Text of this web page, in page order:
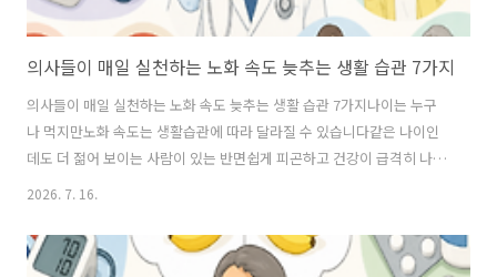
의사들이 매일 실천하는 노화 속도 늦추는 생활 습관 7가지
의사들이 매일 실천하는 노화 속도 늦추는 생활 습관 7가지나이는 누구
나 먹지만노화 속도는 생활습관에 따라 달라질 수 있습니다같은 나이인
데도 더 젊어 보이는 사람이 있는 반면쉽게 피곤하고 건강이 급격히 나빠
지는 사람도 있습니다의사들이 공통적으로 강조하는 것은 특별한 비법
수 있는 생활습관을 쉽게 알아보겠습니다노화는 생활습관의 영향을 많
이 받습니다노화는 자연스러운 과정입니다하지만✔ 운동 부족✔ 수면 부
2026. 7. 16.